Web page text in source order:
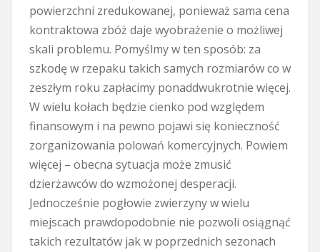
powierzchni zredukowanej, ponieważ sama cena
kontraktowa zbóż daje wyobrażenie o możliwej
skali problemu. Pomyślmy w ten sposób: za
szkodę w rzepaku takich samych rozmiarów co w
zeszłym roku zapłacimy ponaddwukrotnie więcej.
W wielu kołach będzie cienko pod względem
finansowym i na pewno pojawi się konieczność
zorganizowania polowań komercyjnych. Powiem
więcej – obecna sytuacja może zmusić
dzierżawców do wzmożonej desperacji.
Jednocześnie pogłowie zwierzyny w wielu
miejscach prawdopodobnie nie pozwoli osiągnąć
takich rezultatów jak w poprzednich sezonach